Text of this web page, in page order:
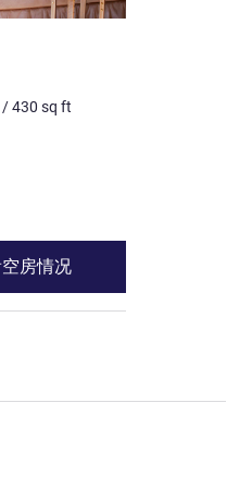
/430 sq ft
房情况